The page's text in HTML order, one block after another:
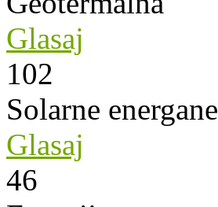
Glasaj
102
Solarne energane
Glasaj
46